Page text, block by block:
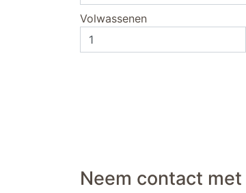
Volwassenen
Neem contact met